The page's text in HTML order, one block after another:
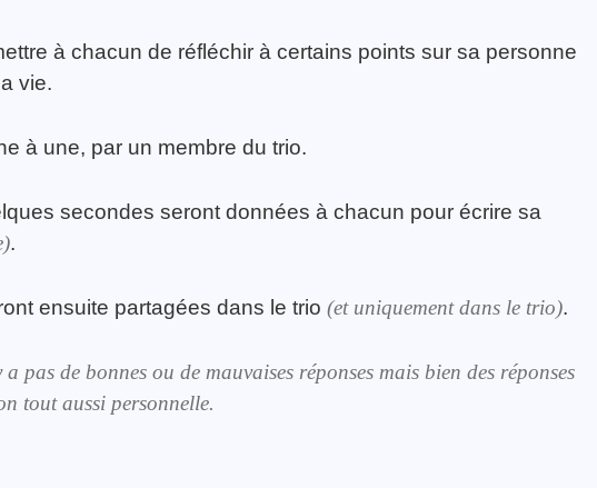
à chacun de réfléchir à certains points sur sa personne
vie.
à une, par un membre du trio.
secondes seront données à chacun pour écrire sa
.
ensuite partagées dans le trio (et uniquement dans le trio).
pas de bonnes ou de mauvaises réponses mais bien des réponses
tout aussi personnelle.